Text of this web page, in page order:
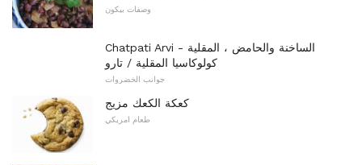
وصفات بيكون
Chatpati Arvi - الساخنة والحامض ، المقلية
كولوكاسيا المقلية / تارو
جوانب الخضروات
كعكة الكعك مزيج
طعام امريكي